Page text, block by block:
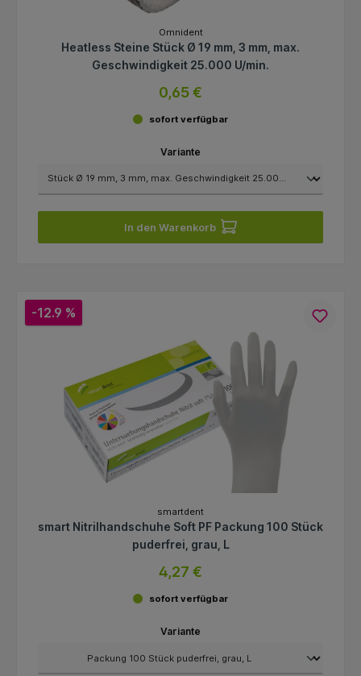
Omnident
Heatless Steine Stück Ø 19 mm, 3 mm, max.
Geschwindigkeit 25.000 U/min.
0,65 €
sofort verfügbar
Variante
In den Warenkorb
-12.9 %
smartdent
smart Nitrilhandschuhe Soft PF Packung 100 Stück
puderfrei, grau, L
4,27 €
sofort verfügbar
Variante